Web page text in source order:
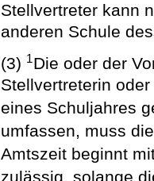
Stellvertreter kann
anderen Schule
(3) 1Die oder der
Stellvertreterin
eines Schuljahres
umfassen, muss
Amtszeit beginnt
zulässig, solange